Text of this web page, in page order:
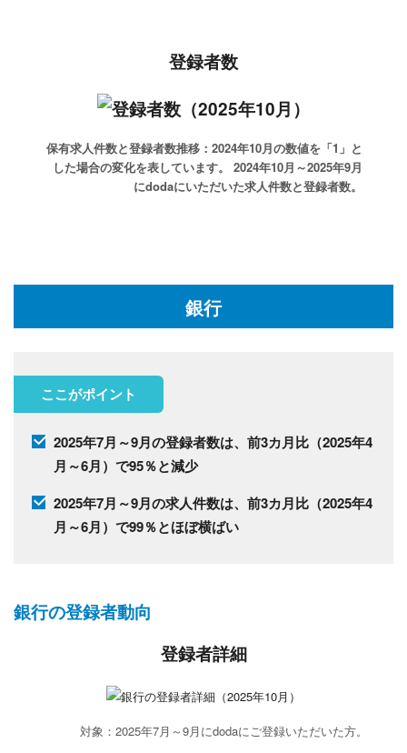
登録者数
保有求人件数と登録者数推移：2024年10月の数値を「1」と
した場合の変化を表しています。
2024年10月～2025年9月
にdodaにいただいた求人件数と登録者数。
銀行
ここがポイント
2025年7月～9月の登録者数は、前3カ月比（2025年4
月～6月）で95％と減少
2025年7月～9月の求人件数は、前3カ月比（2025年4
月～6月）で99％とほぼ横ばい
銀行の登録者動向
登録者詳細
対象：2025年7月～9月にdodaにご登録いただいた方。